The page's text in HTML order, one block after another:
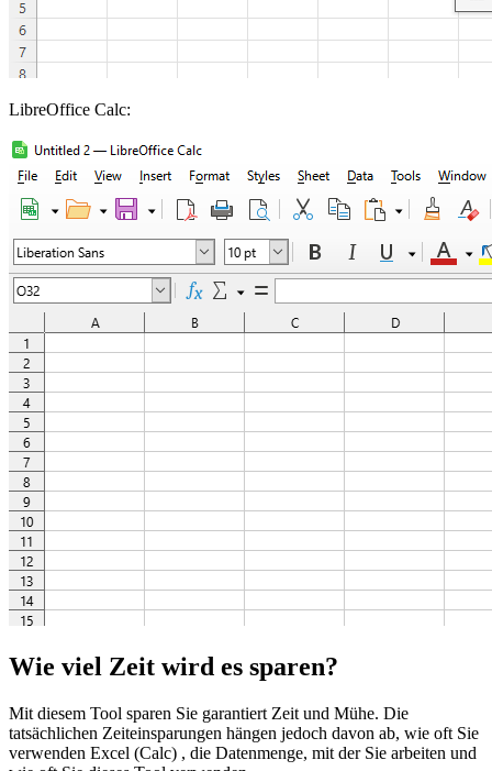
LibreOffice Calc:
Wie viel Zeit wird es sparen?
Mit diesem Tool sparen Sie garantiert Zeit und Mühe. Die
tatsächlichen Zeiteinsparungen hängen jedoch davon ab, wie oft Sie
verwenden Excel (Calc) , die Datenmenge, mit der Sie arbeiten und